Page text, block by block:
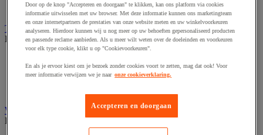
Schoonmaakkar
Toiletpapier en tissues
Bekijk de hele productgroep
Jumbo toiletpapier
Toiletpapier
Wasgoedwagen en linnenkast
Bekijk de hele productgroep
Door op de knop "Accepteren en doorgaan" te klikken, kan ons platform via cookies
informatie uitwisselen met uw browser. Met deze informatie kunnen ons marketingteam
en onze internetpartners de prestaties van onze website meten en uw winkelvoorkeuren
analyseren. Hierdoor kunnen wij u nog meer op uw behoeften gepersonaliseerd producten
en passende reclame aanbieden. Als u meer wilt weten over de doeleinden en voorkeuren
voor elk type cookie, klikt u op "Cookievoorkeuren".
En als je ervoor kiest om je bezoek zonder cookies voort te zetten, mag dat ook! Voor
meer informatie verwijzen we je naar onze cookieverklaring.
Accepteren en doorgaan